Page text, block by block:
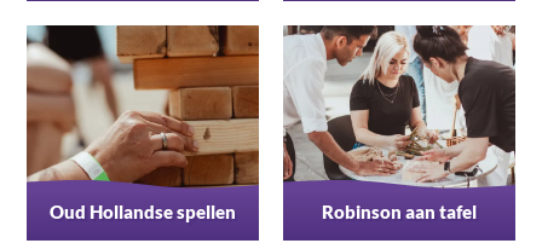
Oud Hollandse spellen Robinson aan tafel